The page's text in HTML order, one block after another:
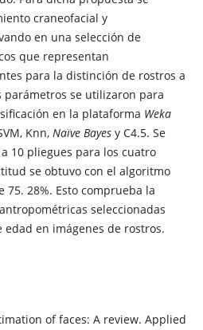
craneofacial y
en una selección de
que representan
para la distinción de rostros a
parámetros se utilizaron para
en la plataforma Weka
Knn, Naïve Bayesy C4.5. Se
10 pliegues para los cuatro
se obtuvo con el algoritmo
75. 28%. Esto comprueba la
seleccionadas
en imágenes de rostros.
of faces: A review. Applied